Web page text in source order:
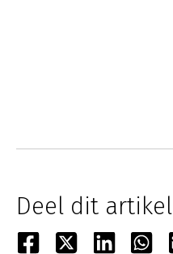
Deel dit artikel